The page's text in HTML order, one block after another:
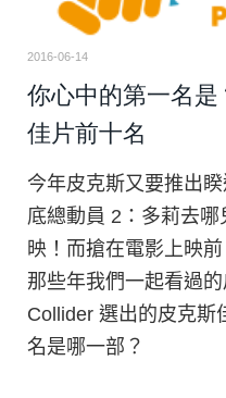
2016-06-14
你心中的第一名
佳片前十名
今年皮克斯又要推出
底總動員 2：多莉去
映！而搶在電影上映
那些年我們一起看過
Collider 選出的皮克斯
名是哪一部？